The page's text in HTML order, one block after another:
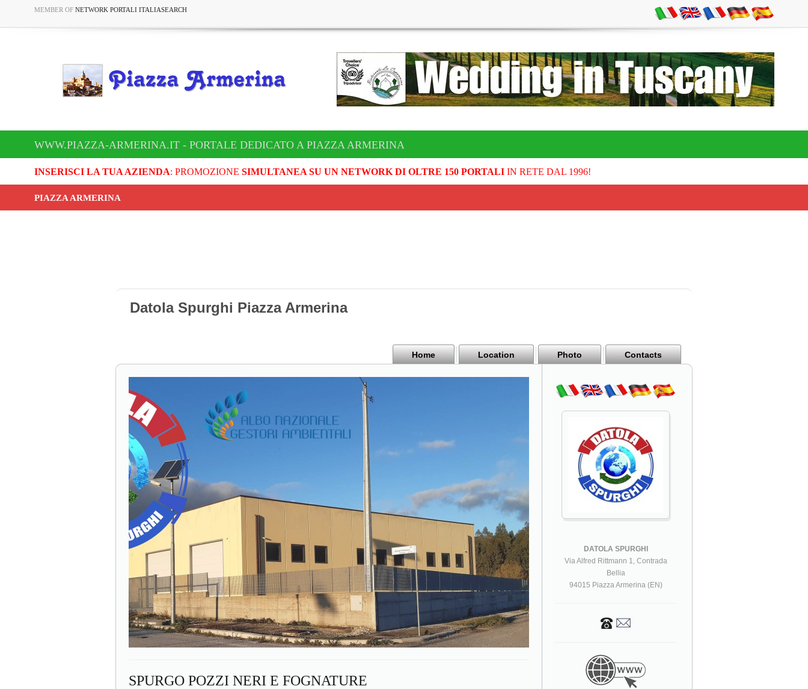
MEMBER OF NETWORK PORTALI ITALIASEARCH
WWW.PIAZZA-ARMERINA.IT - PORTALE DEDICATO A PIAZZA ARMERINA
INSERISCI LA TUA AZIENDA: PROMOZIONE SIMULTANEA SU UN NETWORK DI OLTRE 150 PORTALIIN RETE DAL 1996!
PIAZZA ARMERINA
Datola Spurghi Piazza Armerina
Home Location Photo Contacts
SPURGO POZZI NERI E FOGNATURE
DATOLA SPURGHI
Via Alfred Rittmann 1, Contrada
Bellia
94015 Piazza Armerina (EN)